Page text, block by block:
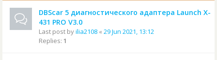
DBScar 5 диагностического адаптера Launch X-
431 PRO V3.0
Last post byilia2108 « 29 Jun 2021, 13:12
Replies: 1